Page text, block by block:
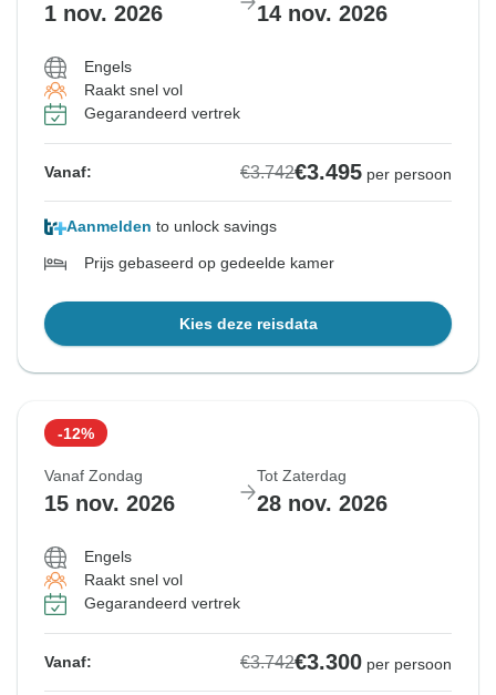
1 nov. 2026 14 nov. 2026
Engels
Raakt snel vol
Gegarandeerd vertrek
Vanaf: €3.742€3.495 per persoon
Aanmelden to unlock savings
Prijs gebaseerd op gedeelde kamer
Kies deze reisdata
-12%
Vanaf Zondag
15 nov. 2026
Tot Zaterdag
28 nov. 2026
Engels
Raakt snel vol
Gegarandeerd vertrek
Vanaf: €3.742€3.300 per persoon